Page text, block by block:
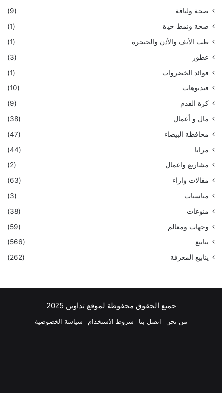
صحة ولياقة
(9)
صحة ونمط حياة
(1)
طب الأنف والأذن والحنجرة
(1)
عطور
(3)
فوائد الخضروات
(1)
فيديوهات
(10)
كرة القدم
(9)
مال و أعمال
(38)
محافظة البيضاء
(47)
مرايا
(44)
مشاريع واعمال
(2)
مقالات واراء
(63)
مناسبات
(3)
منوعات
(38)
وجهات ومعالم
(59)
ينابيع
(566)
ينابيع المعرفة
(262)
جميع الحقوق محفوظة لموقع تداوين 2025
من نحن اتصل بنا شروط الاستخدام سياسة الخصوصية